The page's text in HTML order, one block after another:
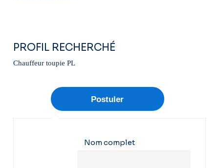
PROFIL RECHERCHÉ
Chauffeur toupie PL
Nom complet